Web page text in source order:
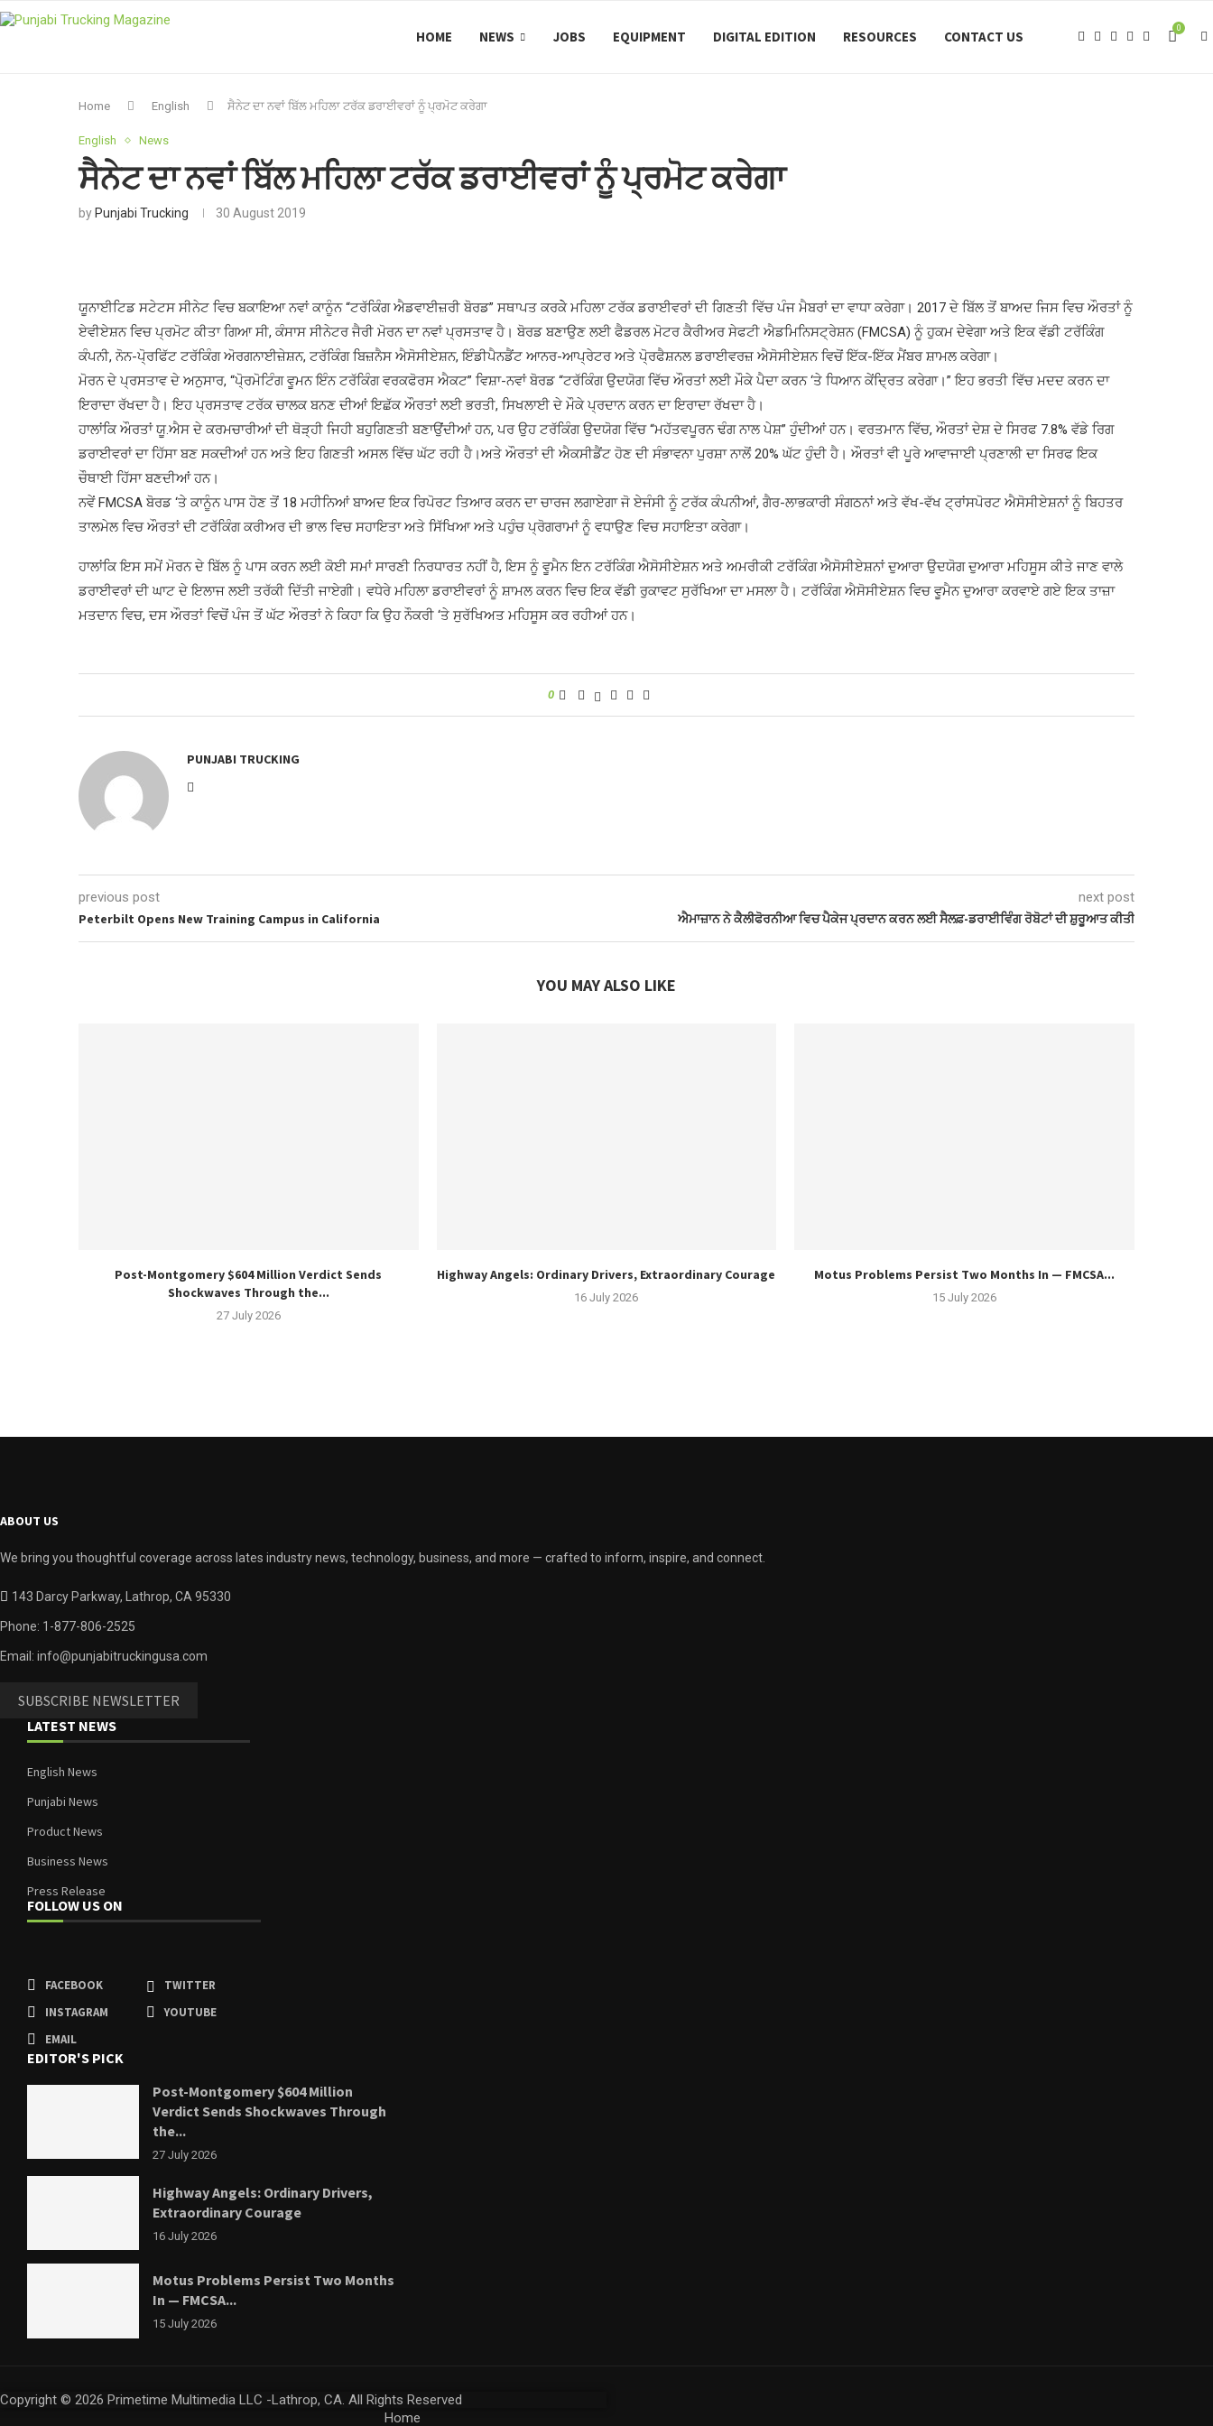
HOME NEWS JOBS EQUIPMENT DIGITAL EDITION RESOURCES CONTACT US 0
Home English ਸੈਨੇਟ ਦਾ ਨਵਾਂ ਬਿੱਲ ਮਹਿਲਾ ਟਰੱਕ ਡਰਾਈਵਰਾਂ ਨੂੰ ਪ੍ਰਮੋਟ ਕਰੇਗਾ
English News
ਸੈਨੇਟ ਦਾ ਨਵਾਂ ਬਿੱਲ ਮਹਿਲਾ ਟਰੱਕ ਡਰਾਈਵਰਾਂ ਨੂੰ ਪ੍ਰਮੋਟ ਕਰੇਗਾ
by Punjabi Trucking 30 August 2019
ਯੂਨਾਈਟਿਡ ਸਟੇਟਸ ਸੀਨੇਟ ਵਿਚ ਬਕਾਇਆ ਨਵਾਂ ਕਾਨੂੰਨ “ਟਰੱਕਿੰਗ ਐਡਵਾਈਜ਼ਰੀ ਬੋਰਡ” ਸਥਾਪਤ ਕਰਕੇੇ ਮਹਿਲਾ ਟਰੱਕ ਡਰਾਈਵਰਾਂ ਦੀ ਗਿਣਤੀ ਵਿੱਚ ਪੰਜ ਮੈਬਰਾਂ ਦਾ ਵਾਧਾ ਕਰੇਗਾ। 2017 ਦੇ ਬਿੱਲ ਤੋਂ ਬਾਅਦ ਜਿਸ ਵਿਚ ਔਰਤਾਂ ਨੂੰ
ਏਵੀਏਸ਼ਨ ਵਿਚ ਪ੍ਰਮੋਟ ਕੀਤਾ ਗਿਆ ਸੀ, ਕੰਸਾਸ ਸੀਨੇਟਰ ਜੈਰੀ ਮੋਰਨ ਦਾ ਨਵਾਂ ਪ੍ਰਸਤਾਵ ਹੈ। ਬੋਰਡ ਬਣਾਉਣ ਲਈ ਫੈਡਰਲ ਮੋਟਰ ਕੈਰੀਅਰ ਸੇਫਟੀ ਐਡਮਿਨਿਸਟ੍ਰੇਸ਼ਨ (FMCSA) ਨੂੰ ਹੁਕਮ ਦੇਵੇਗਾ ਅਤੇ ਇਕ ਵੱਡੀ ਟਰੱਕਿੰਗ
ਕੰਪਨੀ, ਨੋਨ-ਪੋ੍ਰਫਿੱਟ ਟਰੱਕਿੰਗ ਅੋਰਗਨਾਈਜ਼ੇਸ਼ਨ, ਟਰੱਕਿੰਗ ਬਿਜ਼ਨੈਸ ਐਸੋਸੀਏਸ਼ਨ, ਇੰਡੀਪੈਨਡੈਂਟ ਆਨਰ-ਆਪ੍ਰੇਟਰ ਅਤੇ ਪੋ੍ਰਫੈਸ਼ਨਲ ਡਰਾਈਵਰਜ਼ ਐਸੋਸੀਏਸ਼ਨ ਵਿਚੋਂ ਇੱਕ-ਇੱਕ ਮੈਂਬਰ ਸ਼ਾਮਲ ਕਰੇਗਾ।
ਮੋਰਨ ਦੇ ਪ੍ਰਸਤਾਵ ਦੇ ਅਨੁਸਾਰ, “ਪੋ੍ਰਮੋਟਿੰਗ ਵੂਮਨ ਇੰਨ ਟਰੱਕਿੰਗ ਵਰਕਫੋਰਸ ਐਕਟ” ਵਿਸ਼ਾ-ਨਵਾਂ ਬੋਰਡ “ਟਰੱਕਿੰਗ ਉਦਯੋਗ ਵਿੱਚ ਔਰਤਾਂ ਲਈ ਮੌਕੇ ਪੈਦਾ ਕਰਨ ‘ਤੇ ਧਿਆਨ ਕੇਂਦ੍ਰਿਤ ਕਰੇਗਾ।” ਇਹ ਭਰਤੀ ਵਿੱਚ ਮਦਦ ਕਰਨ ਦਾ
ਇਰਾਦਾ ਰੱਖਦਾ ਹੈ। ਇਹ ਪ੍ਰਸਤਾਵ ਟਰੱਕ ਚਾਲਕ ਬਨਣ ਦੀਆਂ ਇਛੱਕ ਔਰਤਾਂ ਲਈ ਭਰਤੀ, ਸਿਖਲਾਈ ਦੇ ਮੌਕੇ ਪ੍ਰਦਾਨ ਕਰਨ ਦਾ ਇਰਾਦਾ ਰੱਖਦਾ ਹੈ।
ਹਾਲਾਂਕਿ ਔਰਤਾਂ ਯੂ.ਐਸ ਦੇ ਕਰਮਚਾਰੀਆਂ ਦੀ ਥੋੜ੍ਹੀ ਜਿਹੀ ਬਹੁਗਿਣਤੀ ਬਣਾਉਂਦੀਆਂ ਹਨ, ਪਰ ਉਹ ਟਰੱਕਿੰਗ ਉਦਯੋਗ ਵਿੱਚ “ਮਹੱਤਵਪੂਰਨ ਢੰਗ ਨਾਲ ਪੇਸ਼” ਹੁੰਦੀਆਂ ਹਨ। ਵਰਤਮਾਨ ਵਿੱਚ, ਔਰਤਾਂ ਦੇਸ਼ ਦੇ ਸਿਰਫ 7.8% ਵੱਡੇ ਰਿਗ
ਡਰਾਈਵਰਾਂ ਦਾ ਹਿੱਸਾ ਬਣ ਸਕਦੀਆਂ ਹਨ ਅਤੇ ਇਹ ਗਿਣਤੀ ਅਸਲ ਵਿੱਚ ਘੱਟ ਰਹੀ ਹੈ।ਅਤੇ ਔਰਤਾਂ ਦੀ ਐਕਸੀਡੈਂਟ ਹੋਣ ਦੀ ਸੰਭਾਵਨਾ ਪੁਰਸ਼ਾ ਨਾਲੋਂ 20% ਘੱਟ ਹੁੰਦੀ ਹੈ। ਔਰਤਾਂ ਵੀ ਪੂਰੇ ਆਵਾਜਾਈ ਪ੍ਰਣਾਲੀ ਦਾ ਸਿਰਫ ਇਕ
ਚੌਥਾਈ ਹਿੱਸਾ ਬਣਦੀਆਂ ਹਨ।
ਨਵੇਂ FMCSA ਬੋਰਡ ‘ਤੇ ਕਾਨੂੰਨ ਪਾਸ ਹੋਣ ਤੋਂ 18 ਮਹੀਨਿਆਂ ਬਾਅਦ ਇਕ ਰਿਪੋਰਟ ਤਿਆਰ ਕਰਨ ਦਾ ਚਾਰਜ ਲਗਾਏਗਾ ਜੋ ਏਜੰਸੀ ਨੂੰ ਟਰੱਕ ਕੰਪਨੀਆਂ, ਗੈਰ-ਲਾਭਕਾਰੀ ਸੰਗਠਨਾਂ ਅਤੇ ਵੱਖ-ਵੱਖ ਟ੍ਰਾਂਸਪੋਰਟ ਐਸੋਸੀਏਸ਼ਨਾਂ ਨੂੰ ਬਿਹਤਰ
ਤਾਲਮੇਲ ਵਿਚ ਔਰਤਾਂ ਦੀ ਟਰੱਕਿੰਗ ਕਰੀਅਰ ਦੀ ਭਾਲ ਵਿਚ ਸਹਾਇਤਾ ਅਤੇ ਸਿੱਖਿਆ ਅਤੇ ਪਹੁੰਚ ਪ੍ਰੋਗਰਾਮਾਂ ਨੂੰ ਵਧਾਉਣ ਵਿਚ ਸਹਾਇਤਾ ਕਰੇਗਾ।
ਹਾਲਾਂਕਿ ਇਸ ਸਮੇਂ ਮੋਰਨ ਦੇ ਬਿੱਲ ਨੂੰ ਪਾਸ ਕਰਨ ਲਈ ਕੋਈ ਸਮਾਂ ਸਾਰਣੀ ਨਿਰਧਾਰਤ ਨਹੀਂ ਹੈ, ਇਸ ਨੂੰ ਵੂਮੈਨ ਇਨ ਟਰੱਕਿੰਗ ਐਸੋਸੀਏਸ਼ਨ ਅਤੇ ਅਮਰੀਕੀ ਟਰੱਕਿੰਗ ਐਸੋਸੀਏਸ਼ਨਾਂ ਦੁਆਰਾ ਉਦਯੋਗ ਦੁਆਰਾ ਮਹਿਸੂਸ ਕੀਤੇ ਜਾਣ ਵਾਲੇ
ਡਰਾਈਵਰਾਂ ਦੀ ਘਾਟ ਦੇ ਇਲਾਜ ਲਈ ਤਰੱਕੀ ਦਿੱਤੀ ਜਾਏਗੀ। ਵਧੇਰੇ ਮਹਿਲਾ ਡਰਾਈਵਰਾਂ ਨੂੰ ਸ਼ਾਮਲ ਕਰਨ ਵਿਚ ਇਕ ਵੱਡੀ ਰੁਕਾਵਟ ਸੁਰੱਖਿਆ ਦਾ ਮਸਲਾ ਹੈ। ਟਰੱਕਿੰਗ ਐਸੋਸੀਏਸ਼ਨ ਵਿਚ ਵੂਮੈਨ ਦੁਆਰਾ ਕਰਵਾਏ ਗਏ ਇਕ ਤਾਜ਼ਾ
ਮਤਦਾਨ ਵਿਚ, ਦਸ ਔਰਤਾਂ ਵਿਚੋਂ ਪੰਜ ਤੋਂ ਘੱਟ ਔਰਤਾਂ ਨੇ ਕਿਹਾ ਕਿ ਉਹ ਨੌਕਰੀ ‘ਤੇ ਸੁਰੱਖਿਅਤ ਮਹਿਸੂਸ ਕਰ ਰਹੀਆਂ ਹਨ।
0
PUNJABI TRUCKING
previous post
Peterbilt Opens New Training Campus in California
next post
ਐਮਾਜ਼ਾਨ ਨੇ ਕੈਲੀਫੋਰਨੀਆ ਵਿਚ ਪੈਕੇਜ ਪ੍ਰਦਾਨ ਕਰਨ ਲਈ ਸੈਲਫ਼-ਡਰਾਈਵਿੰਗ ਰੋਬੋਟਾਂ ਦੀ ਸ਼ੁਰੂਆਤ ਕੀਤੀ
YOU MAY ALSO LIKE
Post-Montgomery $604 Million Verdict Sends
Shockwaves Through the...
27 July 2026
Highway Angels: Ordinary Drivers, Extraordinary Courage
16 July 2026
Motus Problems Persist Two Months In — FMCSA...
15 July 2026
ABOUT US
We bring you thoughtful coverage across lates industry news, technology, business, and more — crafted to inform, inspire, and connect.
143 Darcy Parkway, Lathrop, CA 95330
Phone: 1-877-806-2525
Email: info@punjabitruckingusa.com
SUBSCRIBE NEWSLETTER
LATEST NEWS
English News
Punjabi News
Product News
Business News
Press Release
FOLLOW US ON
FACEBOOK
TWITTER
INSTAGRAM
YOUTUBE
EMAIL
EDITOR'S PICK
Post-Montgomery $604 Million
Verdict Sends Shockwaves Through
the...
27 July 2026
Highway Angels: Ordinary Drivers,
Extraordinary Courage
16 July 2026
Motus Problems Persist Two Months
In — FMCSA...
15 July 2026
Copyright © 2026 Primetime Multimedia LLC -Lathrop, CA. All Rights Reserved
Home